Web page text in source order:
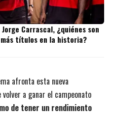
Carrascal, ¿quiénes son
títulos en la historia?
afronta esta nueva
a ganar el campeonato
de tener un rendimiento